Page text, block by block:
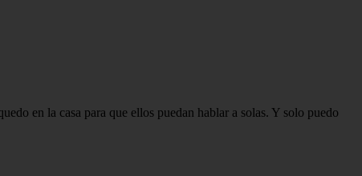
en la casa para que ellos puedan hablar a solas. Y solo puedo